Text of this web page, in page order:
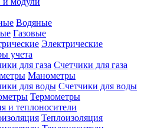
Водяные
Газовые
Электрические
учета
Счетчики для газа
Манометры
Счетчики для воды
Термометры
и теплоносители
Теплоизоляция